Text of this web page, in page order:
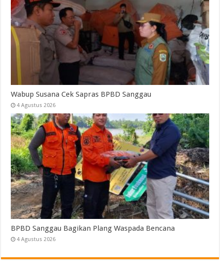
Wabup Susana Cek Sapras BPBD Sanggau
4 Agustus 2026
BPBD Sanggau Bagikan Plang Waspada Bencana
4 Agustus 2026